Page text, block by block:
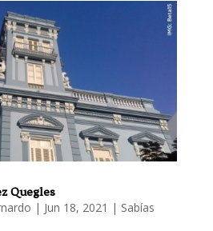
Quegles
| Jun 18, 2021 | Sabías